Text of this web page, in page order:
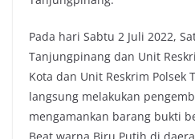
Pada hari Sabtu 2 Juli 2022,
Tanjungpinang dan Unit
Kota dan Unit Reskrim Polsek
langsung melakukan
mengamankan barang bukti